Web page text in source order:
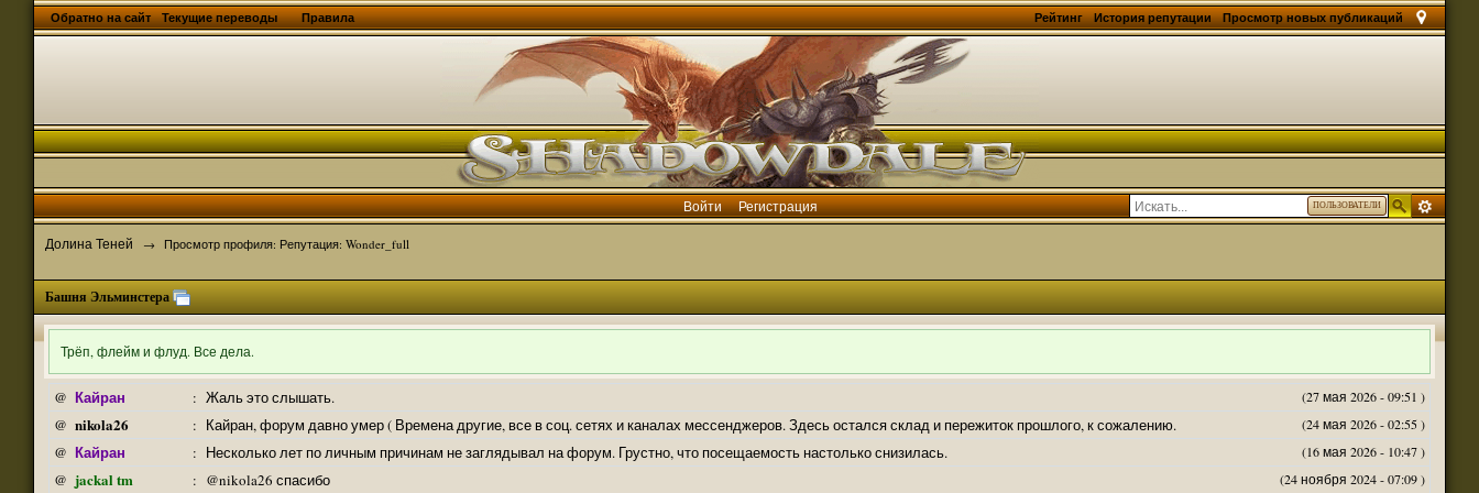
Просмотр новых публикаций
Обратно на сайт Текущие переводы История репутации
Рейтинг
Правила
ПОЛЬЗОВАТЕЛИ
Войти Регистрация
Долина Теней → Просмотр профиля: Репутация: Wonder_full
Башня Эльминстера
Трёп, флейм и флуд. Все дела.
@ Кайран : (27 мая 2026 - 09:51 )
Жаль это слышать.
@ nikola26 : (24 мая 2026 - 02:55 )
Кайран, форум давно умер ( Времена другие, все в соц. сетях и каналах мессенджеров. Здесь остался склад и пережиток прошлого, к сожалению.
@ Кайран : (16 мая 2026 - 10:47 )
Несколько лет по личным причинам не заглядывал на форум. Грустно, что посещаемость настолько снизилась.
@ jackal tm : (24 ноября 2024 - 07:09 )
@nikola26 спасибо